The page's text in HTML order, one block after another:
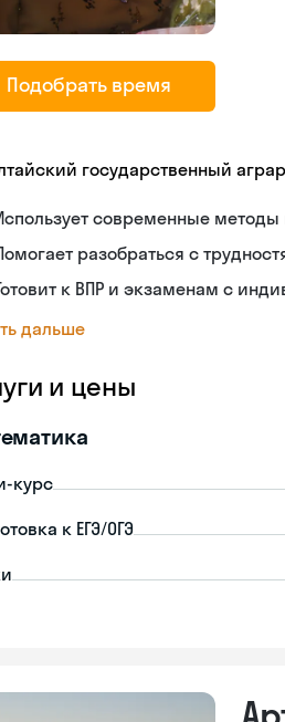
Подобрать время
государственный
современные
разобраться с
к ВПР и экзаменам с
дальше
и цены
курс
к ЕГЭ/ОГЭ